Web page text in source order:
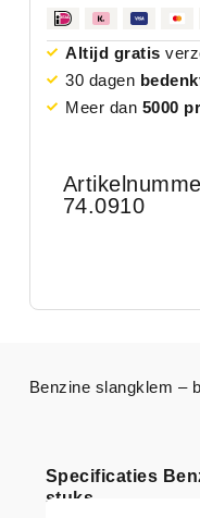
Altijd gratis
30 dagen
Meer dan 5000
74.0910
Specificaties
stuks
Benzine slangklem –